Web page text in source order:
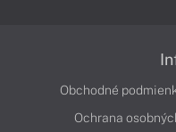
Obchodné
Ochrana